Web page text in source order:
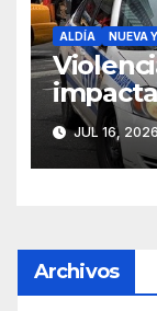
ALDÍA NUEVA
JUL 16,
Archivos